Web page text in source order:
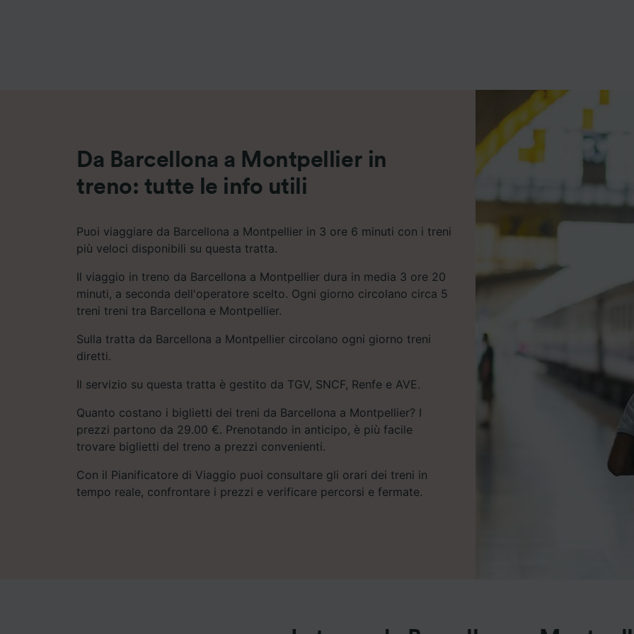
Da Barcellona a Montpellier in
treno: tutte le info utili
Puoi viaggiare da Barcellona a Montpellier in 3 ore 6 minuti con i treni
più veloci disponibili su questa tratta.
Il viaggio in treno da Barcellona a Montpellier dura in media 3 ore 20
minuti, a seconda dell'operatore scelto. Ogni giorno circolano circa 5
treni treni tra Barcellona e Montpellier.
Sulla tratta da Barcellona a Montpellier circolano ogni giorno treni
diretti.
Il servizio su questa tratta è gestito da TGV, SNCF, Renfe e AVE.
Quanto costano i biglietti dei treni da Barcellona a Montpellier? I
prezzi partono da 29.00 €. Prenotando in anticipo, è più facile
trovare biglietti del treno a prezzi convenienti.
Con il Pianificatore di Viaggio puoi consultare gli orari dei treni in
tempo reale, confrontare i prezzi e verificare percorsi e fermate.